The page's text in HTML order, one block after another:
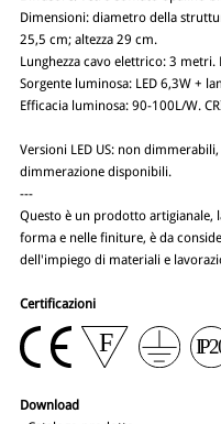
Dimensioni: diametro della
25,5 cm; altezza 29 cm.
Lunghezza cavo elettrico: 3
Sorgente luminosa: LED 6,3W +
Efficacia luminosa: 90-100L/W.
Versioni LED US: non
dimmerazione disponibili.
---
Questo è un prodotto artigianale,
forma e nelle finiture, è da
dell'impiego di materiali e
Certificazioni
Download